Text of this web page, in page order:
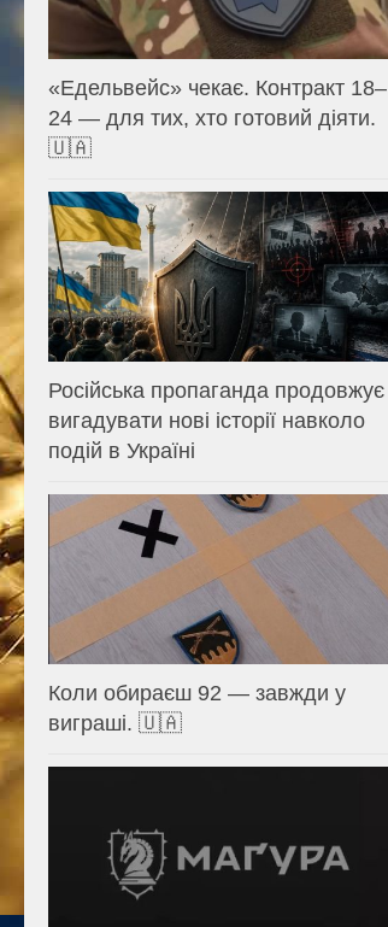
«Едельвейс» чекає. Контракт 18–
24 — для тих, хто готовий діяти.
🇺🇦
Російська пропаганда продовжує
вигадувати нові історії навколо
подій в Україні
Коли обираєш 92 — завжди у
виграші. 🇺🇦